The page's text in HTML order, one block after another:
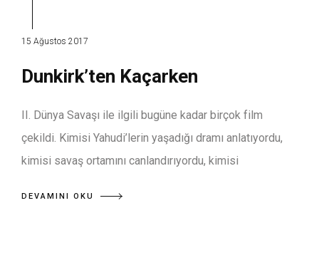
15 Ağustos 2017
Dunkirk’ten Kaçarken
II. Dünya Savaşı ile ilgili bugüne kadar birçok film
çekildi. Kimisi Yahudi’lerin yaşadığı dramı anlatıyordu,
kimisi savaş ortamını canlandırıyordu, kimisi
DEVAMINI OKU